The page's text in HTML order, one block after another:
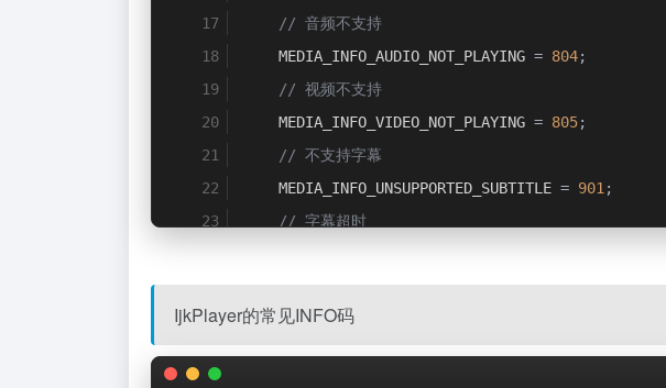
// 音频不支持
    MEDIA_INFO_AUDIO_NOT_PLAYING
= 804;
// 视频不支持
    MEDIA_INFO_VIDEO_NOT_PLAYING
= 805;
// 不支持字幕
    MEDIA_INFO_UNSUPPORTED_SUBTITLE
= 901 ;
// 字幕超时
IjkPlayer的常见INFO码